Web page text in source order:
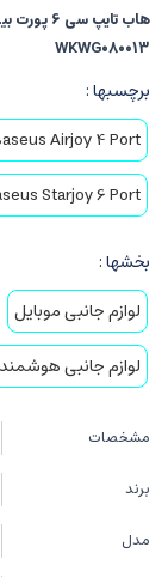
WKWG080013
برچسبها :
Airjoy 4 Port
Starjoy 6 Port
بخشها :
لوازم جانبی موبایل
لوازم جانبی هوشمند
مشخصات
برند
مدل